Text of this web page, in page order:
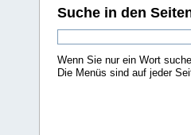
Suche in den
Wenn Sie nur ein Wort
Die Menüs sind auf jeder